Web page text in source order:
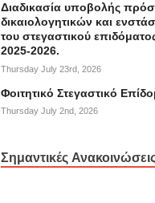
Διαδικασία υποβολής
δικαιολογητικών και
του στεγαστικού
2025-2026.
Thursday July 23rd, 2026
Φοιτητικό Στεγαστικό
Thursday July 2nd, 2026
Σημαντικές